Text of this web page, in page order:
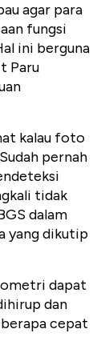
agar para
fungsi
ini berguna
Paru
kalau foto
pernah
tidak
dalam
yang dikutip
dapat
dan
cepat